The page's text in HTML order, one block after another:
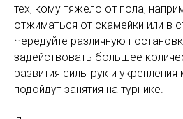
тех, кому тяжело от пола,
отжиматься от скамейки или в
Чередуйте различную
задействовать большее
развития силы рук и
подойдут занятия на турнике.